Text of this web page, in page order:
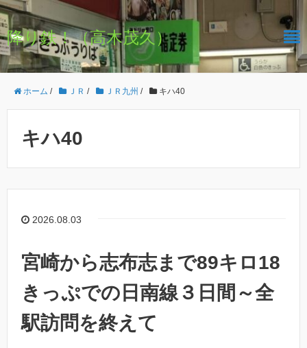
降り鉄！（高木茂久）
ホーム / ＪＲ / ＪＲ九州 / キハ40
キハ40
2026.08.03
宮崎から志布志まで89キロ18
きっぷでの日南線３日間～全
駅訪問を終えて